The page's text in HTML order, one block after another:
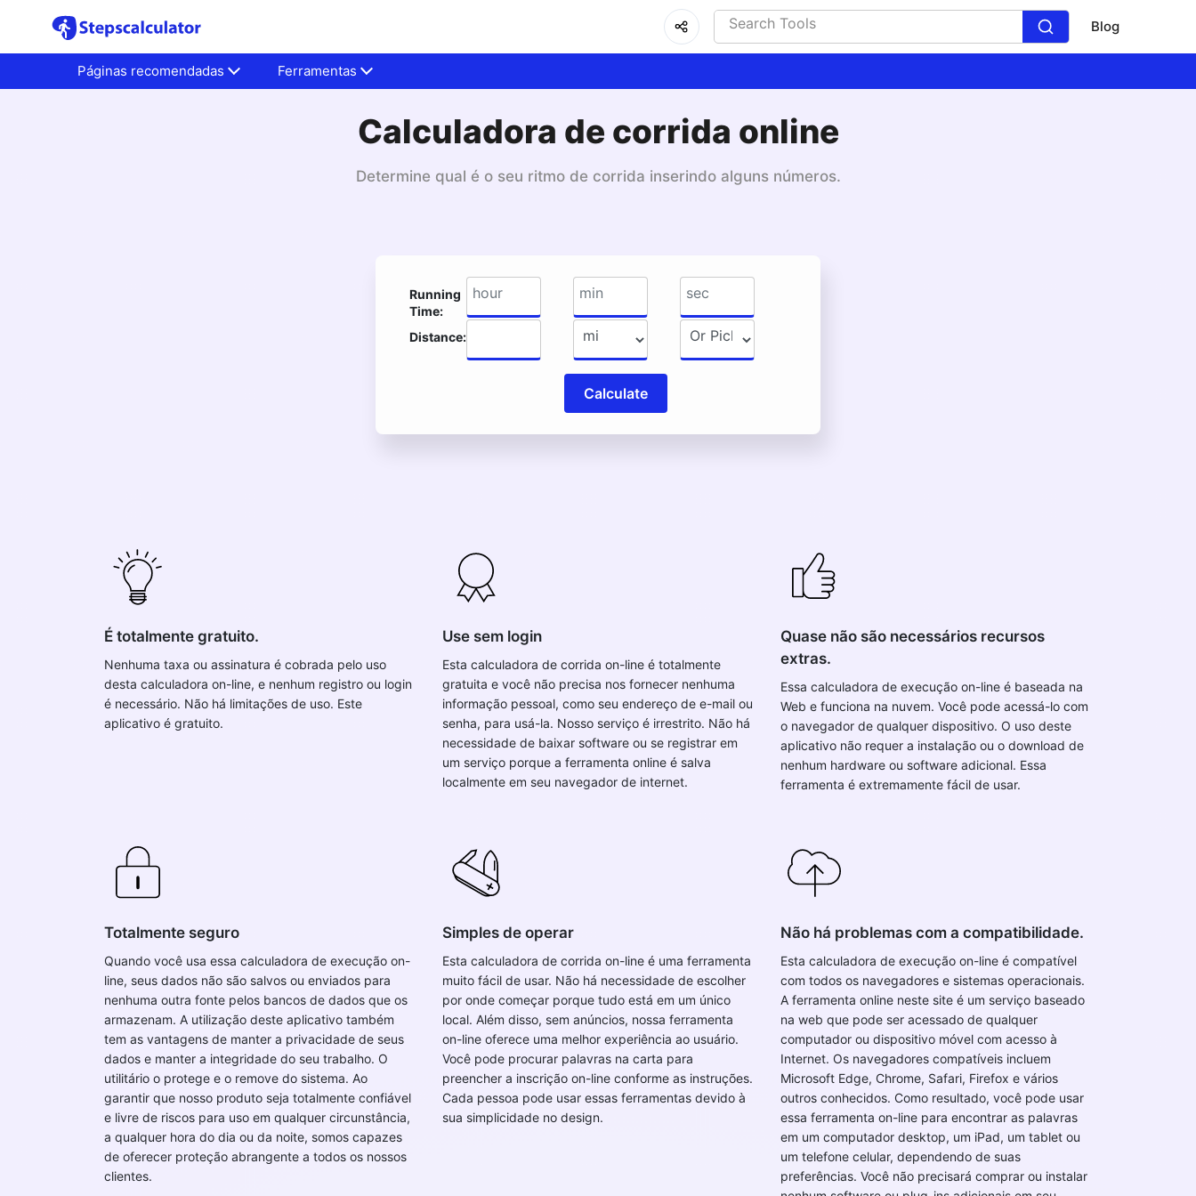
Blog
Páginas recomendadas Ferramentas
Calculadora de corrida online
Determine qual é o seu ritmo de corrida inserindo alguns números.
Running
Time:
Distance:
Calculate
É totalmente gratuito.
Nenhuma taxa ou assinatura é cobrada pelo uso
desta calculadora on-line, e nenhum registro ou login
é necessário. Não há limitações de uso. Este
aplicativo é gratuito.
Use sem login
Esta calculadora de corrida on-line é totalmente
gratuita e você não precisa nos fornecer nenhuma
informação pessoal, como seu endereço de e-mail ou
senha, para usá-la. Nosso serviço é irrestrito. Não há
necessidade de baixar software ou se registrar em
um serviço porque a ferramenta online é salva
localmente em seu navegador de internet.
Quase não são necessários recursos
extras.
Essa calculadora de execução on-line é baseada na
Web e funciona na nuvem. Você pode acessá-lo com
o navegador de qualquer dispositivo. O uso deste
aplicativo não requer a instalação ou o download de
nenhum hardware ou software adicional. Essa
ferramenta é extremamente fácil de usar.
Totalmente seguro
Quando você usa essa calculadora de execução on-
line, seus dados não são salvos ou enviados para
nenhuma outra fonte pelos bancos de dados que os
armazenam. A utilização deste aplicativo também
tem as vantagens de manter a privacidade de seus
dados e manter a integridade do seu trabalho. O
utilitário o protege e o remove do sistema. Ao
garantir que nosso produto seja totalmente confiável
e livre de riscos para uso em qualquer circunstância,
a qualquer hora do dia ou da noite, somos capazes
de oferecer proteção abrangente a todos os nossos
clientes.
Simples de operar
Esta calculadora de corrida on-line é uma ferramenta
muito fácil de usar. Não há necessidade de escolher
por onde começar porque tudo está em um único
local. Além disso, sem anúncios, nossa ferramenta
on-line oferece uma melhor experiência ao usuário.
Você pode procurar palavras na carta para
preencher a inscrição on-line conforme as instruções.
Cada pessoa pode usar essas ferramentas devido à
sua simplicidade no design.
Não há problemas com a compatibilidade.
Esta calculadora de execução on-line é compatível
com todos os navegadores e sistemas operacionais.
A ferramenta online neste site é um serviço baseado
na web que pode ser acessado de qualquer
computador ou dispositivo móvel com acesso à
Internet. Os navegadores compatíveis incluem
Microsoft Edge, Chrome, Safari, Firefox e vários
outros conhecidos. Como resultado, você pode usar
essa ferramenta on-line para encontrar as palavras
em um computador desktop, um iPad, um tablet ou
um telefone celular, dependendo de suas
preferências. Você não precisará comprar ou instalar